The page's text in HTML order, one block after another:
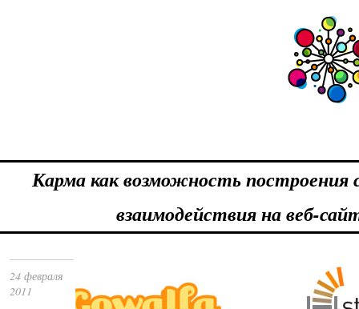
Карма как возможность построения
взаимодействия на веб-
24 февраля
2011